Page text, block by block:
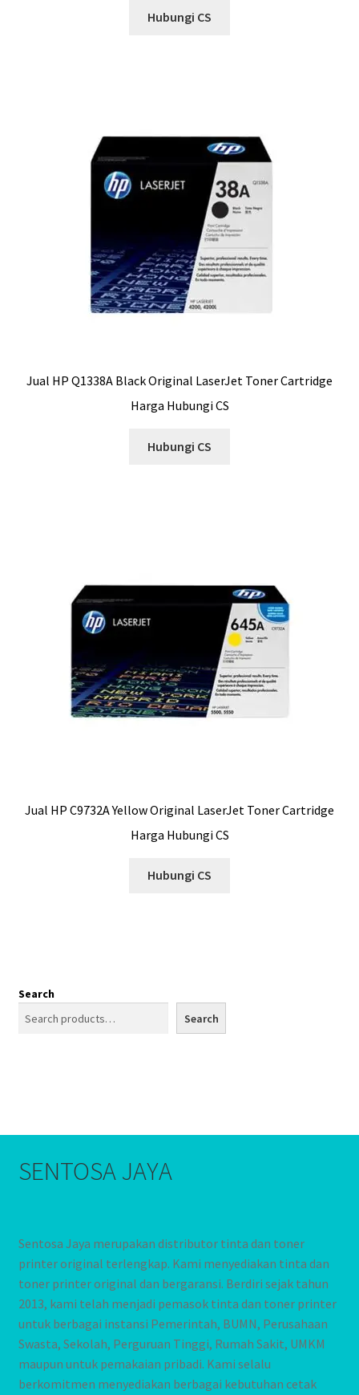
Hubungi CS
Jual HP Q1338A Black Original LaserJet Toner Cartridge
Harga Hubungi CS
Hubungi CS
Jual HP C9732A Yellow Original LaserJet Toner Cartridge
Harga Hubungi CS
Hubungi CS
Search
Search
SENTOSA JAYA
Sentosa Jaya merupakan distributor tinta dan toner
printer original terlengkap. Kami menyediakan tinta dan
toner printer original dan bergaransi. Berdiri sejak tahun
2013, kami telah menjadi pemasok tinta dan toner printer
untuk berbagai instansi Pemerintah, BUMN, Perusahaan
Swasta, Sekolah, Perguruan Tinggi, Rumah Sakit, UMKM
maupun untuk pemakaian pribadi. Kami selalu
berkomitmen menyediakan berbagai kebutuhan cetak